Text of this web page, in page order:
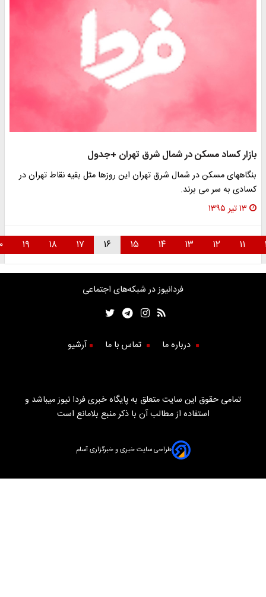
کساد مسکن در شمال شرق تهران +جدول
مسکن در شمال شرق تهران این روزها مثل بقیه نقاط تهران در
به سر می برند.
۱۳ تیر ۱۳۹۵
فردانیوز در شبکه‌های اجتماعی
درباره ما تماس با ما آرشیو
تمامی حقوق این سایت متعلق به پایگاه خبری فردا نیوز میباشد و
استفاده از مطالب آن با ذکر منبع بلامانع است
طراحی سایت خبری و خبرگزاری آسام